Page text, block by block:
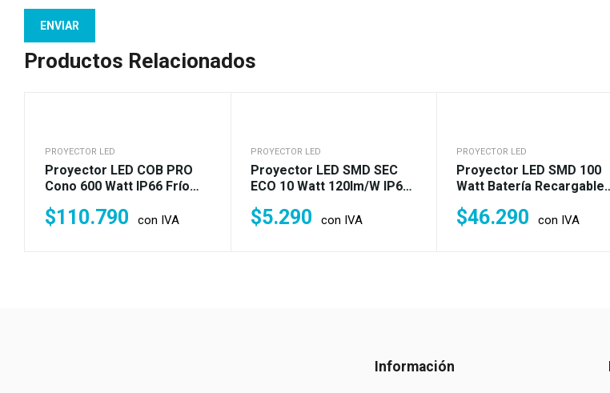
Productos Relacionados
PROYECTOR LED
Proyector LED COB PRO
Cono 600 Watt IP66 Frío
$110.790 con IVA
PROYECTOR LED
Proyector LED SMD SEC
ECO 10 Watt 120lm/w IP65
$5.290 con IVA
PROYECTOR LED
Proyector LED SMD 100
Watt Batería Recargable
$46.290 con IVA
Información